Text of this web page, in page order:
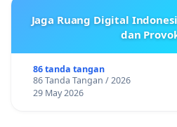
Jaga Ruang Digital
dan
86 tanda tangan
86 Tanda Tangan / 2026
29 May 2026